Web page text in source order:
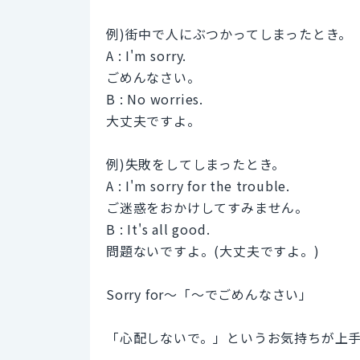
例)街中で人にぶつかってしまったとき。
A : I'm sorry.
ごめんなさい。
B : No worries.
大丈夫ですよ。
例)失敗をしてしまったとき。
A : I'm sorry for the trouble.
ご迷惑をおかけしてすみません。
B : It's all good.
問題ないですよ。(大丈夫ですよ。)
Sorry for～「～でごめんなさい」
「心配しないで。」というお気持ちが上